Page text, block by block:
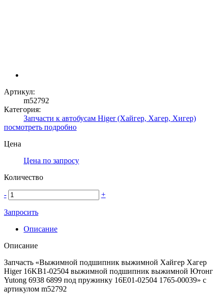
Артикул:
m52792
Категория:
Запчасти к автобусам Higer (Хайгер, Хагер, Хигер)
посмотреть подробно
Цена
Цена по запросу
Количество
- +
Запросить
Описание
Описание
Запчасть «Выжимной подшипник выжимной Хайгер Хагер
Higer 16KB1-02504 выжимной подшипник выжимной Ютонг
Yutong 6938 6899 под пружинку 16E01-02504 1765-00039» с
артикулом m52792